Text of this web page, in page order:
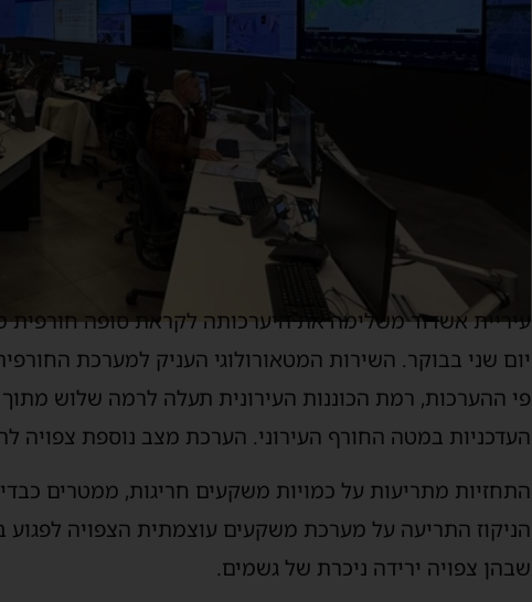
עיריית אשדוד משלימה את היערכותה לקראת סופה
יום שני בבוקר. השירות המטאורולוגי העניק למערכת
פי ההערכות, רמת הכוננות העירונית תעלה לרמה שלוש
העדכניות במטה החורף העירוני. הערכת מצב נוספת צפויה
התחזיות מתריעות על כמויות משקעים חריגות, ממטרים
הניקוז התריעה על מערכת משקעים עוצמתית הצפויה
שבהן צפויה ירידה ניכרת של גשמים.